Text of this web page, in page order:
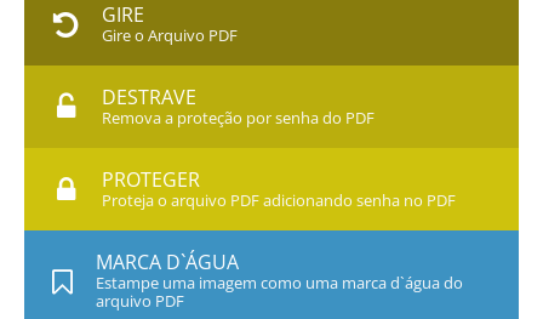
GIRE
Gire o Arquivo PDF
DESTRAVE
Remova a proteção por senha do PDF
PROTEGER
Proteja o arquivo PDF adicionando senha no PDF
MARCA D`ÁGUA
Estampe uma imagem como uma marca d`água do
arquivo PDF